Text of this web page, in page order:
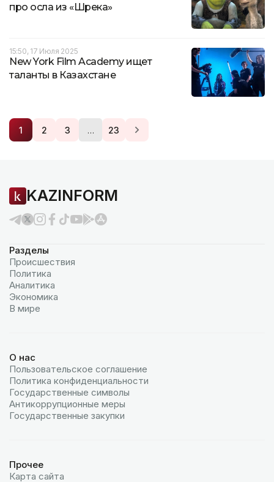
про осла из «Шрека»
15:50, 17 Июля 2025
New York Film Academy ищет
таланты в Казахстане
1 2 3 … 23
KAZINFORM
Разделы
Происшествия
Политика
Аналитика
Экономика
В мире
О нас
Пользовательское соглашение
Политика конфиденциальности
Государственные символы
Антикоррупционные меры
Государственные закупки
Прочее
Карта сайта